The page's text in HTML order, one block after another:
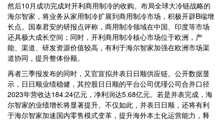
然后10月成功完成对开利商用制冷的收购。布局全球大冷链战略的
海尔智家，将业务从家用制冷扩展到商用制冷市场，积极开辟B端增
长点。国泰君安的研报点评称，商用制冷领域在中国、印度等市场
还具极大成长空间；同时，开利商用制冷核心市场位于欧洲，产
能、渠道、研发资源价值较高，有利于海尔智家加强在欧洲市场渠
道协同，提升整体份额。
再者三季报发布的同时，又官宣拟并表日日顺供应链。公开数据显
示，日日顺业绩稳健，其控股日日顺的平台公司优瑾公司合并口径
2023年营收达184.24亿元，净利润达5.68亿元。若是并表完成，海
尔智家的业绩增长将显著提升。不仅如此，并表日日顺，还将有利
于海尔智家加速国内零售模式变革，提升海外本土化运营能力，释